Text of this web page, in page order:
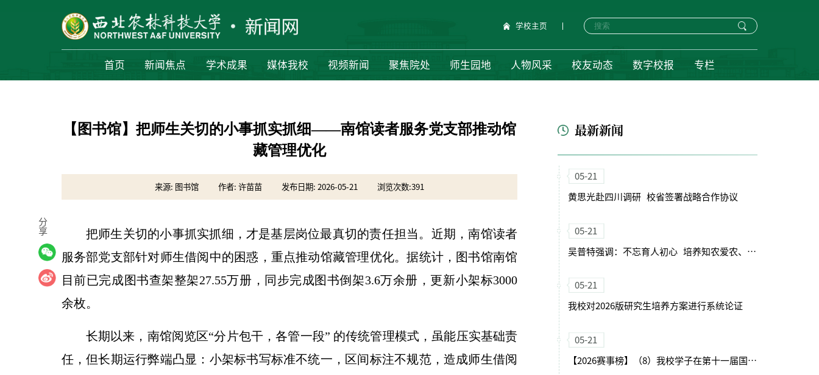
学校主页
首页 新闻焦点 学术成果 媒体我校 视频新闻 聚焦院处 师生园地 人物风采 校友动态 数字校报 专栏
【图书馆】把师生关切的小事抓实抓细——南馆读者服务党支部推动馆
藏管理优化
来源: 图书馆 作者: 许苗苗 发布日期: 2026-05-21 浏览次数:391
把师生关切的小事抓实抓细，才是基层岗位最真切的责任担当。近期，南馆读者
服务部党支部针对师生借阅中的困惑，重点推动馆藏管理优化。据统计，图书馆南馆
目前已完成图书查架整架27.55万册，同步完成图书倒架3.6万余册，更新小架标3000
余枚。
长期以来，南馆阅览区“分片包干，各管一段” 的传统管理模式，虽能压实基础责
任，但长期运行弊端凸显：小架标书写标准不统一，区间标注不规范，造成师生借阅
分
享
最新新闻
05-21
黄思光赴四川调研 校省签署战略合作协议
05-21
吴普特强调：不忘育人初心 培养知农爱农、强农兴农的时代新人
05-21
我校对2026版研究生培养方案进行系统论证
05-21
【2026赛事榜】（8）我校学子在第十一届国际大学生智能农业装备创新大赛中获佳绩